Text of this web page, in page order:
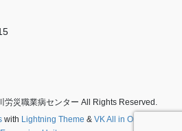
労災職業病センター All Rights Reserved.
with Lightning Theme & VK All in One